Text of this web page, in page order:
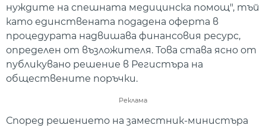
нуждите на спешната медицинска помощ", тъй
като единствената подадена оферта в
процедурата надвишава финансовия ресурс,
определен от възложителя. Това става ясно от
публикувано решение в Регистъра на
обществените поръчки.
Реклама
Според решението на заместник-министъра